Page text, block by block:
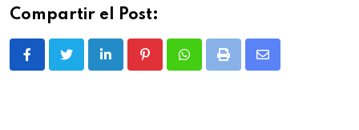
Compartir el Post:
LinkedIn PinterestWhatsappPrint
Share